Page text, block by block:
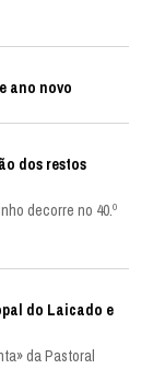
ano novo
dos restos
decorre no 40.º
do Laicado e
da Pastoral